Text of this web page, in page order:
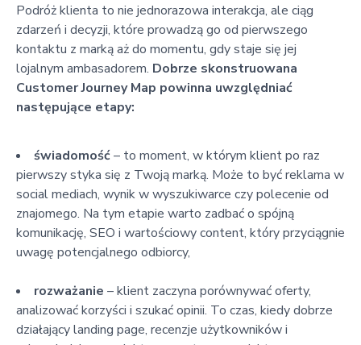
Podróż klienta to nie jednorazowa interakcja, ale ciąg
zdarzeń i decyzji, które prowadzą go od pierwszego
kontaktu z marką aż do momentu, gdy staje się jej
lojalnym ambasadorem. Dobrze skonstruowana
Customer Journey Map powinna uwzględniać
następujące etapy:
świadomość – to moment, w którym klient po raz
pierwszy styka się z Twoją marką. Może to być reklama w
social mediach, wynik w wyszukiwarce czy polecenie od
znajomego. Na tym etapie warto zadbać o spójną
komunikację, SEO i wartościowy content, który przyciągnie
uwagę potencjalnego odbiorcy,
rozważanie – klient zaczyna porównywać oferty,
analizować korzyści i szukać opinii. To czas, kiedy dobrze
działający landing page, recenzje użytkowników i